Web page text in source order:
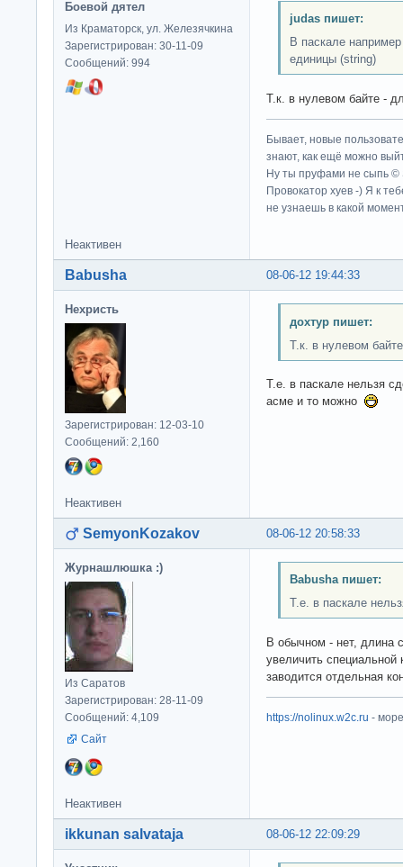
Боевой дятел
Из Краматорск, ул. Железячкина
Зарегистрирован: 30-11-09
Сообщений: 994
judas пишет:
В паскале
единицы (string)
Т.к. в нулевом байте -
Бывает, новые
знают, как ещё можно
Ну ты пруфами не сыпь ©
Провокатор хуев -) Я к
не узнаешь в какой
Неактивен
08-06-12 19:44:33
Babusha
Нехристь
Зарегистрирован: 12-03-10
Сообщений: 2,160
дохтур пишет:
Т.к. в нулевом
Т.е. в паскале нельзя
асме и то можно
Неактивен
08-06-12 20:58:33
SemyonKozakov
Журнашлюшка :)
Из Саратов
Зарегистрирован: 28-11-09
Сообщений: 4,109
Сайт
Babusha пишет:
Т.е. в паскале
В обычном - нет, длина
увеличить специальной
заводится отдельная
https://nolinux.w2c.ru -
Неактивен
08-06-12 22:09:29
ikkunan salvataja